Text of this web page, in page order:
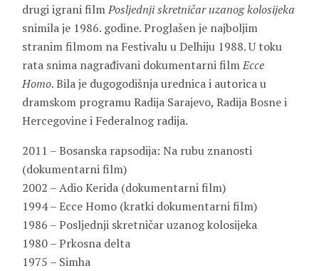
drugi igrani filmPosljednji skretničar uzanog kolosijeka
snimila je 1986. godine. Proglašen je najboljim
stranim filmom na Festivalu u Delhiju 1988. U toku
rata snima nagrađivani dokumentarni filmEcce
Homo. Bila je dugogodišnja urednica i autorica u
dramskom programu Radija Sarajevo, Radija Bosne i
Hercegovine i Federalnog radija.
2011 – Bosanska rapsodija: Na rubu znanosti
(dokumentarni film)
2002 – Adio Kerida (dokumentarni film)
1994 – Ecce Homo (kratki dokumentarni film)
1986 – Posljednji skretničar uzanog kolosijeka
1980 – Prkosna delta
1975 – Simha